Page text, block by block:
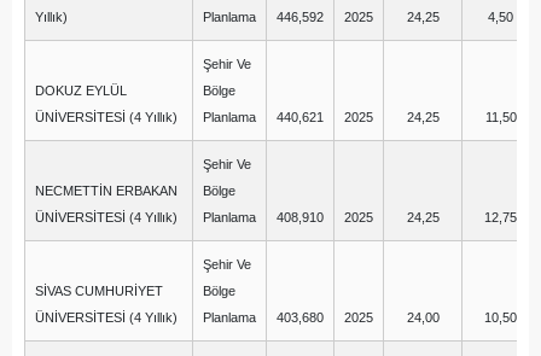
Yıllık)
Planlama
446,592 2025 24,25 4,50
DOKUZ EYLÜL
ÜNİVERSİTESİ (4 Yıllık)
Şehir Ve
Bölge
Planlama
440,621 2025 24,25 11,50
NECMETTİN ERBAKAN
ÜNİVERSİTESİ (4 Yıllık)
Şehir Ve
Bölge
Planlama
408,910 2025 24,25 12,75
SİVAS CUMHURİYET
ÜNİVERSİTESİ (4 Yıllık)
Şehir Ve
Bölge
Planlama
403,680 2025 24,00 10,50